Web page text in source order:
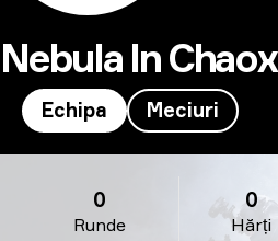
Nebula In Chaox
Echipa Meciuri
Runde
0
Hărți
0